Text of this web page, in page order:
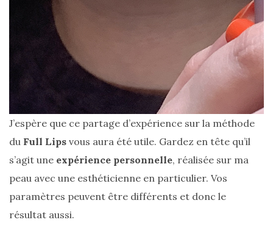
J’espère que ce partage d’expérience sur la méthode
du Full Lips vous aura été utile. Gardez en tête qu’il
s’agit une expérience personnelle, réalisée sur ma
peau avec une esthéticienne en particulier. Vos
paramètres peuvent être différents et donc le
résultat aussi.